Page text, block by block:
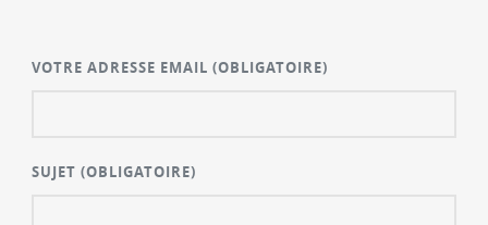
VOTRE ADRESSE EMAIL(OBLIGATOIRE)
SUJET(OBLIGATOIRE)